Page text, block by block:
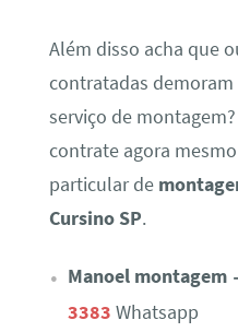
Além disso acha que
contratadas
serviço de
contrate agora
particular de
Cursino SP.
Manoel montagem
3383 Whatsapp